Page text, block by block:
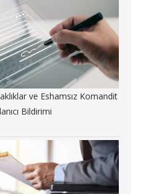
ve Eshamsız Komandit
Bildirimi